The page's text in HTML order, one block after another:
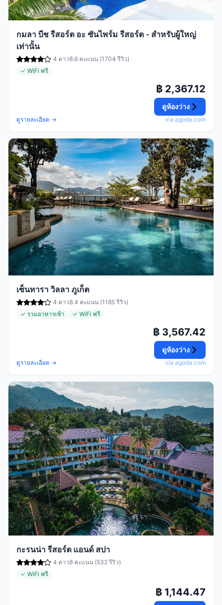
กมลา บีช รีสอร์ต อะ ซันไพร์ม รีสอร์ต - สำหรับผู้ใหญ่
เท่านั้น
4 ดาว8.6 คะแนน (1704 รีวิว)
✓ WiFi ฟรี
ดูรายละเอียด →
฿ 2,367.12
ดูห้องว่าง
via agoda.com
เซ็นทารา วิลลา ภูเก็ต
4 ดาว8.4 คะแนน (1185 รีวิว)
✓ รวมอาหารเช้า
✓ WiFi ฟรี
ดูรายละเอียด →
฿ 3,567.42
ดูห้องว่าง
via agoda.com
กะรนน่า รีสอร์ต แอนด์ สปา
4 ดาว8 คะแนน (532 รีวิว)
✓ WiFi ฟรี
฿ 1,144.47